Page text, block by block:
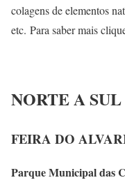
colagens de elementos
etc. Para saber mais
NORTE A SUL
FEIRA DO
Parque Municipal das